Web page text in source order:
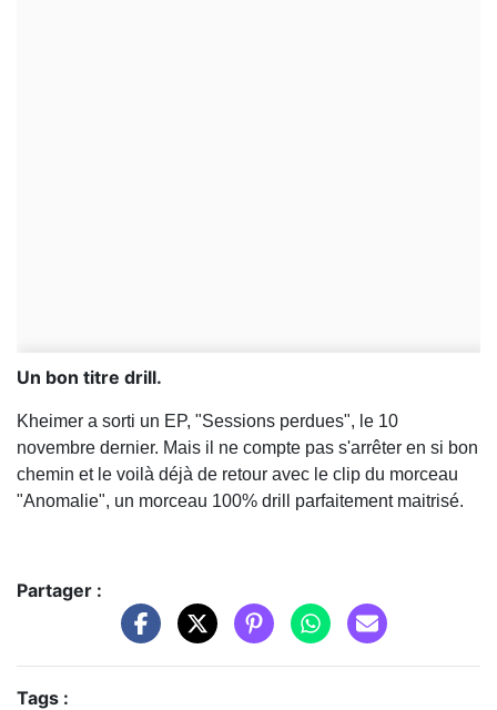
Un bon titre drill.
Kheimer a sorti un EP, "Sessions perdues", le 10
novembre dernier. Mais il ne compte pas s'arrêter en si bon
chemin et le voilà déjà de retour avec le clip du morceau
"Anomalie", un morceau 100% drill parfaitement maitrisé.
Partager :
Tags :